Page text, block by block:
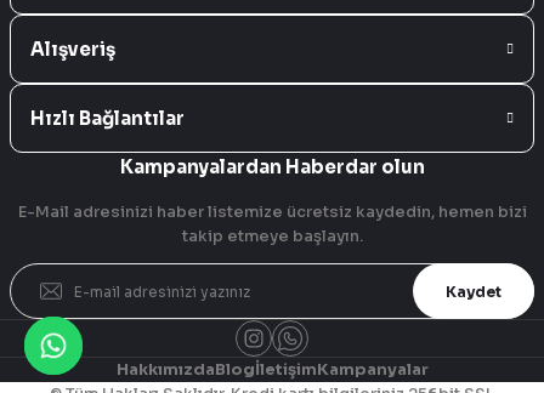
Alışveriş
Hızlı Bağlantılar
Kampanyalardan Haberdar olun
E-Mail adresinizi haber listemize ücretsiz kaydedin, hemen bizi
takip etmeye başlayın.
Kaydet
HakkımızdaBlogİletişimKampanyalar